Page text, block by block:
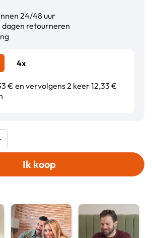
24/48 uur
retourneren
4x
€ en vervolgens 2 keer 12,33 €
Ik koop